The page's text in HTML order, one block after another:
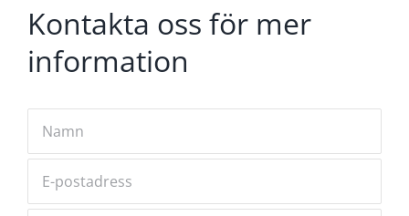
Kontakta oss för mer
information